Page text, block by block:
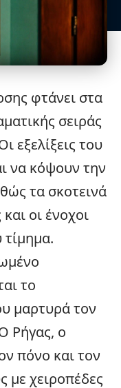
φτάνει στα
σειράς
εξελίξεις του
να κόψουν την
τα σκοτεινά
οι ένοχοι
το
μαρτυρά τον
Ρήγας, ο
πόνο και τον
με χειροπέδες